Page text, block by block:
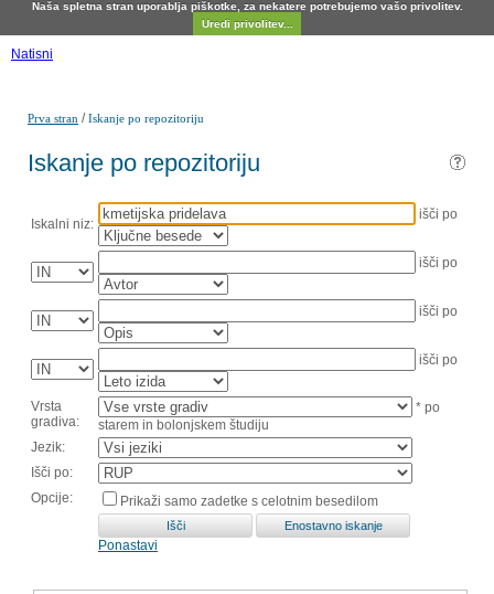
Naša spletna stran uporablja piškotke, za nekatere potrebujemo vašo privolitev.
Uredi privolitev...
Natisni
Prva stran /Iskanje po repozitoriju
Iskanje po repozitoriju
Iskalni niz:
išči po
išči po
išči po
išči po
Vrsta
gradiva:
* po
starem in bolonjskem študiju
Jezik:
Išči po:
Opcije:
Prikaži samo zadetke s celotnim besedilom
Ponastavi